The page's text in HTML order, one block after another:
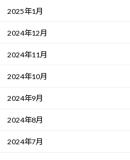
2025年1月
2024年12月
2024年11月
2024年10月
2024年9月
2024年8月
2024年7月